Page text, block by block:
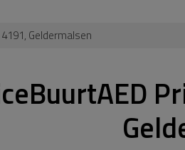
Geldermalsen